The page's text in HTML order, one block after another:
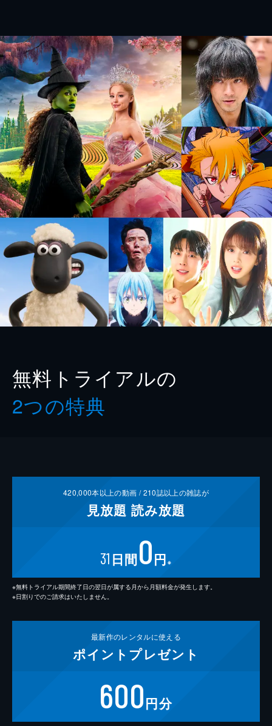
無料トライアルの
2つの特典
420,000本以上の動画 /210誌以上の雑誌が
見放題 読み放題
31 日間0円 ※
※無料トライアル期間終了日の翌日が属する月から月額料金が発生します。
※日割りでのご請求はいたしません。
最新作のレンタルに使える
ポイント プレゼント
600円分